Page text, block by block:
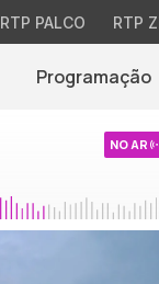
RTP PALCO RTP
Programação
NO AR